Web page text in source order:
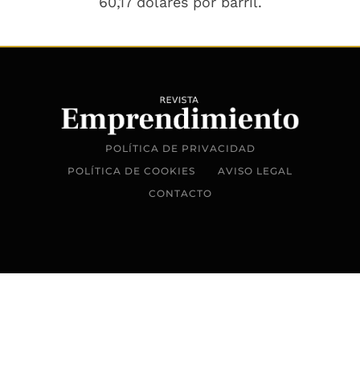
POLÍTICA DE PRIVACIDAD
POLÍTICA DE COOKIES
AVISO LEGAL
CONTACTO